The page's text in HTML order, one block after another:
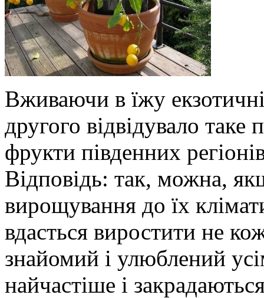
Вживаючи в їжу
другого відвідувало
фрукти південних
Відповідь: так, можна,
вирощування до їх
вдасться виростити не
знайомий і улюблений
найчастіше і